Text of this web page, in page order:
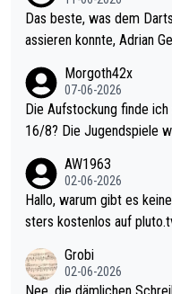
Das beste, was dem
assieren konnte, Adrian
Morgoth42x
07-06-2026
Die Aufstockung finde
16/8? Die Jugendspiele waren letztes Jahr durchaus sehr kurz
Allerdings ist Mitchell Lawrie als Nummer 1 der Welt eh
ziert. Somit ändert die
sters erstmal nichts. Ich denke sie wollen damit für nächstes J
ohl wenig WDF Turniere
es Jahr der Fall. Er
AW1963
02-06-2026
Hallo, warum gibt es keinen Hinweis, dass die Nordic Darts Ma
sters kostenlos auf
Grobi
02-06-2026